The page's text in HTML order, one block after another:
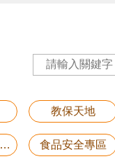
教保天地
嚴重特殊傳染性肺炎防疫專區 食品安全專區